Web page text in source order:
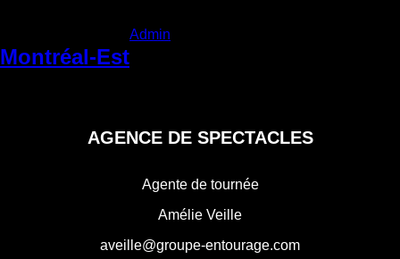
Montréal-Est
AdminCategories:
AGENCE DE SPECTACLES
Agente de tournée
Amélie Veille
aveille@groupe-entourage.com